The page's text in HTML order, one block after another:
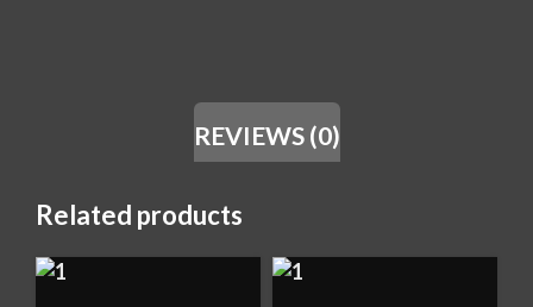
REVIEWS (0)
Related products